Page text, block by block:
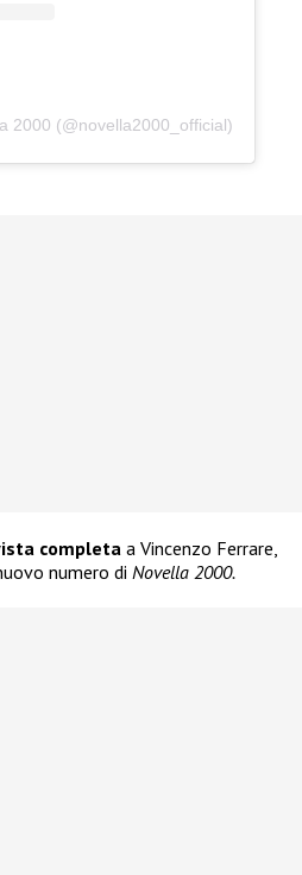
2000 (@novella2000_official)
completa a Vincenzo Ferrare,
numero di Novella 2000.